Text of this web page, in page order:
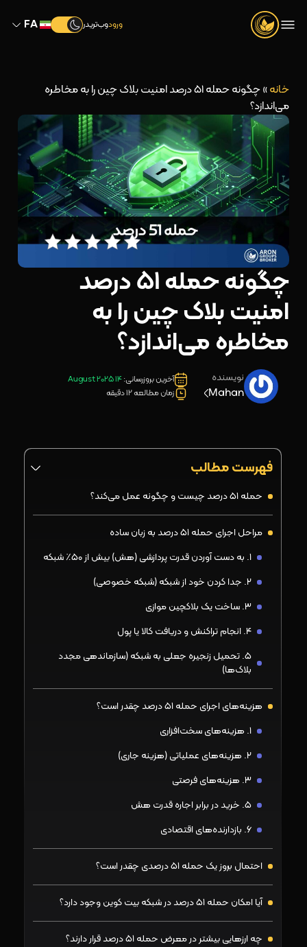
ورودوب‌تریدر
خانه»
چگونه حمله ۵۱ درصد امنیت بلاک چین را به مخاطره
می‌اندازد؟
چگونه حمله ۵۱ درصد
امنیت بلاک چین را به
مخاطره می‌اندازد؟
نویسنده
Mahan
آخرین بروزرسانی:14 August 2025
زمان مطالعه 12 دقیقه
فهرست مطالب
حمله ۵۱ درصد چیست و چگونه عمل می‌کند؟
مراحل اجرای حمله ۵۱ درصد به زبان ساده
۱. به دست آوردن قدرت پردازشی (هش) بیش از ۵۰٪ شبکه
۲. جدا کردن خود از شبکه (شبکه خصوصی)
۳. ساخت یک بلاکچین موازی
۴. انجام تراکنش و دریافت کالا یا پول
۵. تحمیل زنجیره جعلی به شبکه (سازماندهی مجدد
بلاک‌ها)
هزینه‌های اجرای حمله ۵۱ درصد چقدر است؟
۱. هزینه‌های سخت‌افزاری
۲. هزینه‌های عملیاتی (هزینه جاری)
۳. هزینه‌های فرصتی
۵. خرید در برابر اجاره قدرت هش
۶. بازدارنده‌های اقتصادی
احتمال بروز یک حمله ۵۱ درصدی چقدر است؟
آیا امکان حمله ۵۱ درصد در شبکه بیت کوین وجود دارد؟
چه ارزهایی بیشتر در معرض حمله ۵۱ درصد قرار دارند؟